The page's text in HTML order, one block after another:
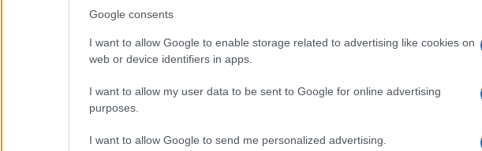
Google consents
I want to allow Google to enable storage related to advertising like cookies on
web or device identifiers in apps.
I want to allow my user data to be sent to Google for online advertising
purposes.
I want to allow Google to send me personalized advertising.
funkcióit, ugyanakkor az is látszik, hogy bizonyos döntések nem mindig
felhasználók igényeivel. Könnyen elképzelhető, hogy a következő hónapok
alapján a vállalat újragondolja a videós filterek helyzetét, különösen akkor, ha a
továbbra is erősen hiányolja ezt a funkciót.
A cikkhez kapcsolódó linkek: